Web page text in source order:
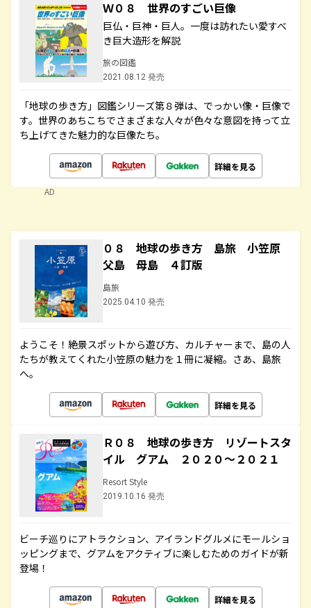
Ｗ０８ 世界のすごい巨像
巨仏・巨神・巨人。一度は訪れたい愛すべ
き巨大造形を解説
旅の図鑑
2021.08.12 発売
「地球の歩き方」図鑑シリーズ第８弾は、でっかい像・巨像で
す。世界のあちこちでさまざまな人々が色々な意図を持って立
ち上げてきた魅力的な巨像たち。
詳細を見る
AD
０８ 地球の歩き方 島旅 小笠原
父島 母島 ４訂版
島旅
2025.04.10 発売
ようこそ！絶景スポットから遊び方、カルチャーまで、島の人
たちが教えてくれた小笠原の魅力を１冊に凝縮。さあ、島旅
へ。
詳細を見る
Ｒ０８ 地球の歩き方 リゾートスタ
イル グアム ２０２０～２０２１
Resort Style
2019.10.16 発売
ビーチ巡りにアトラクション、アイランドグルメにモールショ
ッピングまで、グアムをアクティブに楽しむためのガイドが新
登場！
詳細を見る